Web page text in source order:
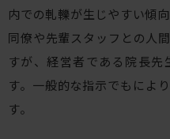
内での軋轢が生じやすい傾向
同僚や先輩スタッフとの人
すが、経営者である院長
す。一般的な指示でもによ
す。